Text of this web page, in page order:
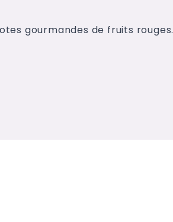
gourmandes de fruits rouges.